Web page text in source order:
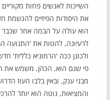
השייכות לאנשים פחות
את היסודות הפיזיים להגשמת
הוא עולה על הבמה אחר שכבר
לרעיונה, להטות את 'התנועה
ולכוֹנן ככה 'הרמוניא כללית'
פי שגם הוא, הכהן, משמש את
מבני ענק, ובאין בלבו העוז
והמציאוּת, נוטה הוא יותר